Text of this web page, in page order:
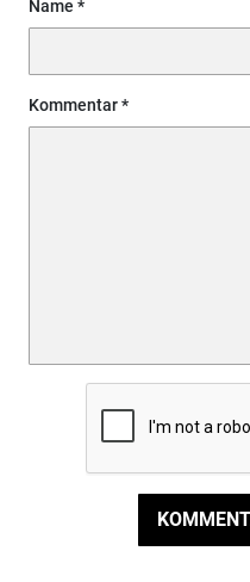
Name
Kommentar